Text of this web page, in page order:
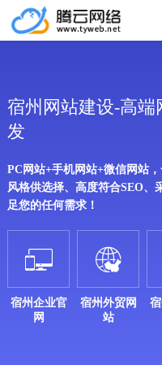
宿州网站建设-高端
发
PC网站+手机网站+微信网站
风格供选择、高度符合SEO
足您的任何需求！

宿州企业官
网

宿州外贸网
站